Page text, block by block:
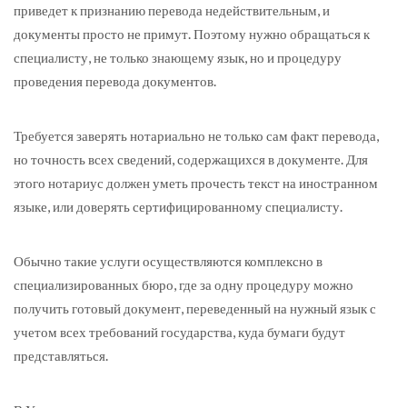
приведет к признанию перевода недействительным, и
документы просто не примут. Поэтому нужно обращаться к
специалисту, не только знающему язык, но и процедуру
проведения перевода документов.
Требуется заверять нотариально не только сам факт перевода,
но точность всех сведений, содержащихся в документе. Для
этого нотариус должен уметь прочесть текст на иностранном
языке, или доверять сертифицированному специалисту.
Обычно такие услуги осуществляются комплексно в
специализированных бюро, где за одну процедуру можно
получить готовый документ, переведенный на нужный язык с
учетом всех требований государства, куда бумаги будут
представляться.